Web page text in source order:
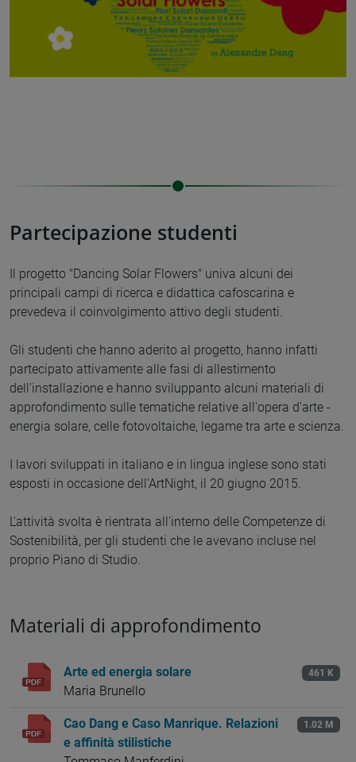
Partecipazione studenti
Il progetto "Dancing Solar Flowers" univa alcuni dei
principali campi di ricerca e didattica cafoscarina e
prevedeva il coinvolgimento attivo degli studenti.
Gli studenti che hanno aderito al progetto, hanno infatti
partecipato attivamente alle fasi di allestimento
dell'installazione e hanno sviluppanto alcuni materiali di
approfondimento sulle tematiche relative all'opera d'arte -
energia solare, celle fotovoltaiche, legame tra arte e scienza.
I lavori sviluppati in italiano e in lingua inglese sono stati
esposti in occasione dell'ArtNight, il 20 giugno 2015.
L'attività svolta è rientrata all'interno delle Competenze di
Sostenibilità, per gli studenti che le avevano incluse nel
proprio Piano di Studio.
Materiali di approfondimento
Arte ed energia solare
Maria Brunello
461 K
Cao Dang e Caso Manrique. Relazioni
e affinità stilistiche
1.02 M